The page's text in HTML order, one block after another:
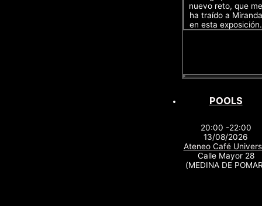
nuevo reto, que me
ha traído a Miranda
en esta exposición.
POOLS
20:00 -22:00
13/08/2026
Ateneo Café
Calle Mayor 28
(MEDINA DE